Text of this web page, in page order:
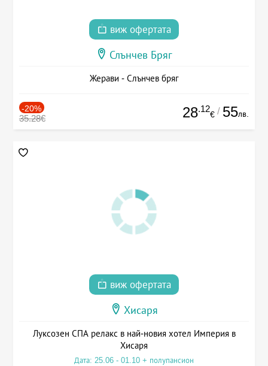
виж офертата
Слънчев Бряг
Жерави - Слънчев бряг
-20%
35.28€ 28.12
€ / 55лв.
виж офертата
Хисаря
Луксозен СПА релакс в най-новия хотел Империя в
Хисаря
Дата: 25.06 - 01.10 + полупансион